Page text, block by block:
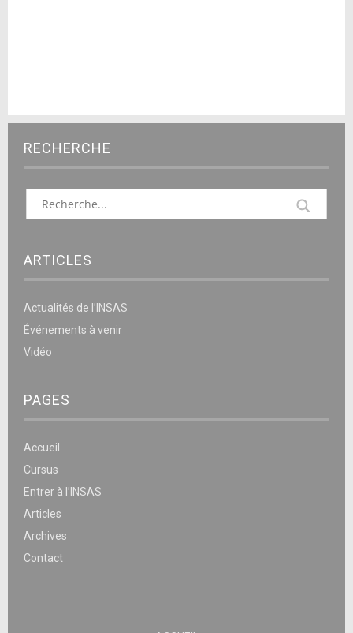
RECHERCHE
ARTICLES
Actualités de l’INSAS
Événements à venir
Vidéo
PAGES
Accueil
Cursus
Entrer à l’INSAS
Articles
Archives
Contact